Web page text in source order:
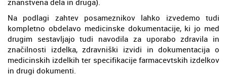
Na podlagi zahtev posameznikov lahko izvedemo tudi
kompletno obdelavo medicinske dokumentacije, ki jo med
drugim sestavljajo tudi navodila za uporabo zdravila in
značilnosti izdelka, zdravniški izvidi in dokumentacija o
medicinskih izdelkih ter specifikacije farmacevtskih izdelkov
in drugi dokumenti.